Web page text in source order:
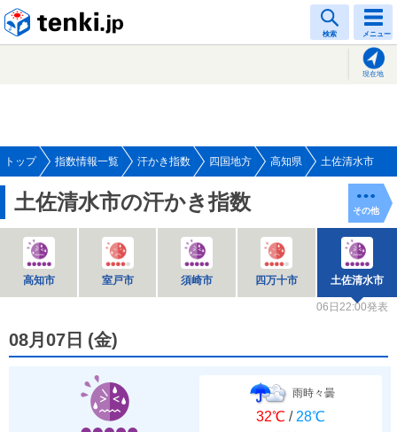
検索 メニュー
現在地
トップ 指数情報一覧 汗かき指数 四国地方 高知県 土佐清水市
土佐清水市の汗かき指数
高知市 室戸市 須崎市 四万十市 土佐清水市
その他
06日22:00発表
08月07日 (金)
雨時々曇
32℃ / 28℃